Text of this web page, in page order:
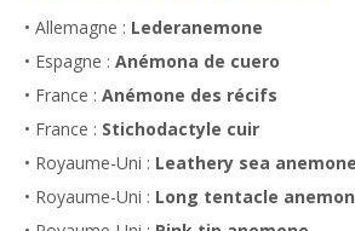
• Allemagne : Lederanemone
• Espagne : Anémona de cuero
• France : Anémone des récifs
• France : Stichodactyle cuir
• Royaume-Uni : Leathery sea anemone
• Royaume-Uni : Long tentacle